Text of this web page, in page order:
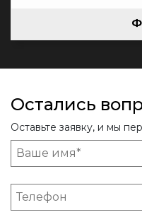
Остались
Оставьте заявку, и мы